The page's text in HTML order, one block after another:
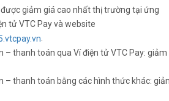
được giảm giá cao nhất thị trường tại ứng
tử VTC Pay và website
– thanh toán qua Ví điện tử VTC Pay: giảm
– thanh toán bằng các hình thức khác: